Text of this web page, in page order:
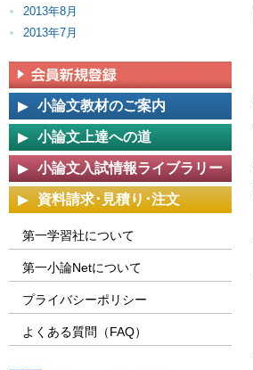
2013年8月
2013年7月
小論文教材のご案内
小論文上達への道
小論文入試情報ライブラリー
資料請求･見積り･注文
第一学習社について
第一小論Netについて
プライバシーポリシー
よくある質問（FAQ）